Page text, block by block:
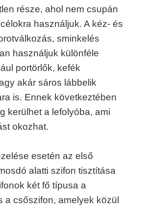
része, ahol nem csupán
használjuk. A kéz- és
sminkelés
használjuk különféle
portörlők, kefék
akár sáros lábbelik
is. Ennek következtében
kerülhet a lefolyóba, ami
okozhat.
esetén az első
alatti szifon tisztítása
két fő típusa a
a csőszifon, amelyek közül